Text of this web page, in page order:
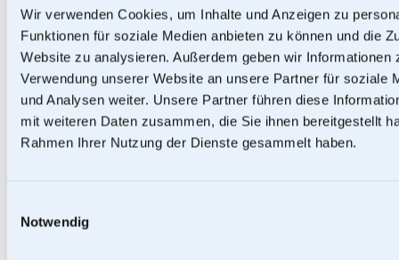
Wir verwenden Cookies, um Inhalte und Anzeigen zu
Funktionen für soziale Medien anbieten zu können und die
Website zu analysieren. Außerdem geben wir Informationen
Verwendung unserer Website an unsere Partner für soziale
und Analysen weiter. Unsere Partner führen diese
mit weiteren Daten zusammen, die Sie ihnen bereitgestellt
Rahmen Ihrer Nutzung der Dienste gesammelt haben.
Notwendig
Papierurnen